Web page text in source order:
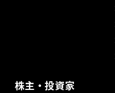
株主・投資家